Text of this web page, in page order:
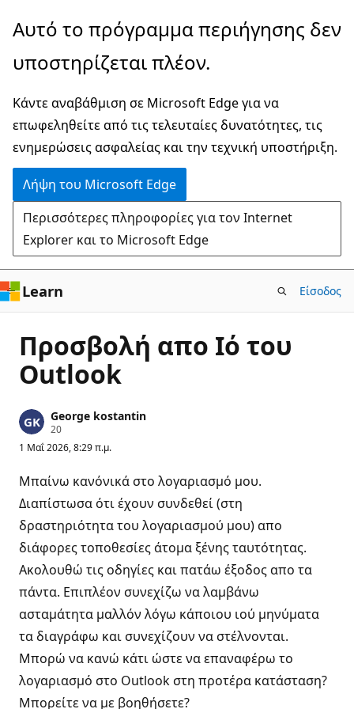
Παράλειψη
μετάβαση
κύριο
περιεχόμενο
Αυτό το πρόγραμμα περιήγησης δεν
υποστηρίζεται πλέον.
Κάντε αναβάθμιση σε Microsoft Edge για να
επωφεληθείτε από τις τελευταίες δυνατότητες, τις
ενημερώσεις ασφαλείας και την τεχνική υποστήριξη.
Λήψη του Microsoft Edge
Περισσότερες πληροφορίες για τον Internet
Explorer και το Microsoft Edge
Learn Είσοδος
Προσβολή απο Ιό του
Outlook
George kostantin
20Β
θ
ο
ί
φ
ή
μ
η
ς
1 Μαΐ 2026, 8:29 π.μ.
Μπαίνω κανόνικά στο λογαριασμό μου.
Διαπίστωσα ότι έχουν συνδεθεί (στη
δραστηριότητα του λογαριασμού μου) απο
διάφορες τοποθεσίες άτομα ξένης ταυτότητας.
Ακολουθώ τις οδηγίες και πατάω έξοδος απο τα
πάντα. Επιπλέον συνεχίζω να λαμβάνω
ασταμάτητα μαλλόν λόγω κάποιου ιού μηνύματα
τα διαγράφω και συνεχίζουν να στέλνονται.
Μπορώ να κανώ κάτι ώστε να επαναφέρω το
λογαριασμό στο Outlook στη προτέρα κατάσταση?
Μπορείτε να με βοηθήσετε?